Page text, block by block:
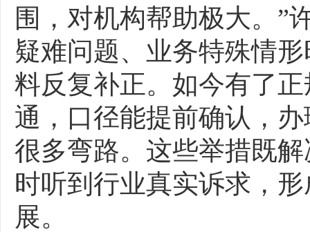
围，对机构帮助极大。”
疑难问题、业务特殊情
料反复补正。如今有了
通，口径能提前确认，
很多弯路。这些举措既
时听到行业真实诉求，
展。